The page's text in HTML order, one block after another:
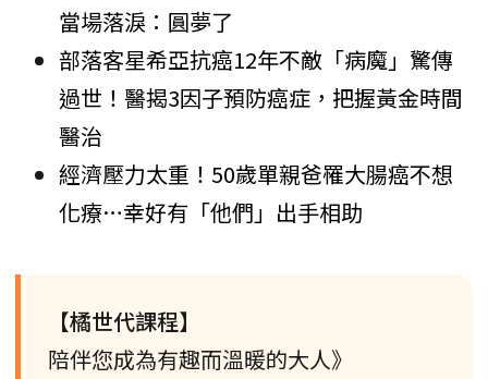
當場落淚：圓夢了
部落客星希亞抗癌12年不敵「病魔」驚傳
過世！醫揭3因子預防癌症，把握黃金時間
醫治
經濟壓力太重！50歲單親爸罹大腸癌不想
化療…幸好有「他們」出手相助
【橘世代課程】
陪伴您成為有趣而溫暖的大人》